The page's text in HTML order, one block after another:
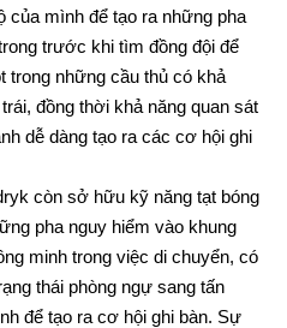
mình để tạo ra những pha
trước khi tìm đồng đội để
trong những cầu thủ có khả
đồng thời khả năng quan sát
dễ dàng tạo ra các cơ hội ghi
còn sở hữu kỹ năng tạt bóng
pha nguy hiểm vào khung
minh trong việc di chuyển, có
thái phòng ngự sang tấn
để tạo ra cơ hội ghi bàn. Sự